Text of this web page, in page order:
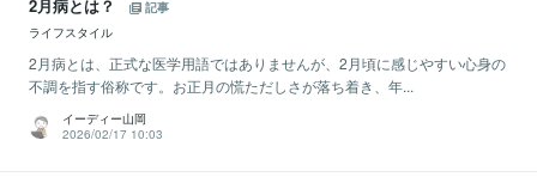
2月病とは？
記事
ライフスタイル
2月病とは、正式な医学用語ではありませんが、2月頃に感じやすい心身の
不調を指す俗称です。お正月の慌ただしさが落ち着き、年...
イーディー山岡
2026/02/17 10:03